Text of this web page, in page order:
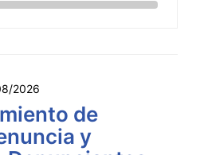
2026
de
y